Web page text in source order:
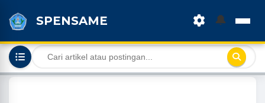
SPENSAME 🔔